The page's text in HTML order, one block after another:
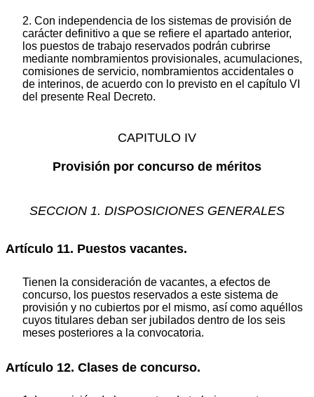
2. Con independencia de los sistemas de provisión de
carácter definitivo a que se refiere el apartado anterior,
los puestos de trabajo reservados podrán cubrirse
mediante nombramientos provisionales, acumulaciones,
comisiones de servicio, nombramientos accidentales o
de interinos, de acuerdo con lo previsto en el capítulo VI
del presente Real Decreto.
CAPITULO IV
Provisión por concurso de méritos
SECCION 1. DISPOSICIONES GENERALES
Artículo 11. Puestos vacantes.
Tienen la consideración de vacantes, a efectos de
concurso, los puestos reservados a este sistema de
provisión y no cubiertos por el mismo, así como aquéllos
cuyos titulares deban ser jubilados dentro de los seis
meses posteriores a la convocatoria.
Artículo 12. Clases de concurso.